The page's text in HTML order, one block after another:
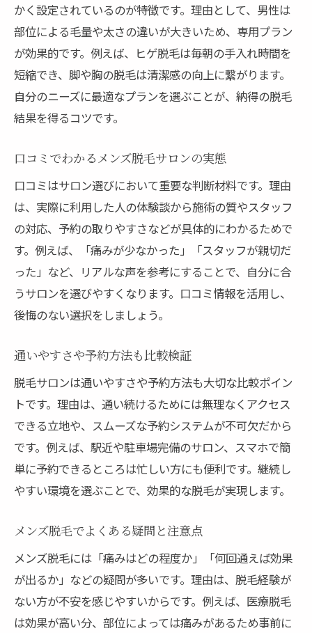
かく設定されているのが特徴です。理由として、男性は
部位による毛量や太さの違いが大きいため、専用プラン
が効果的です。例えば、ヒゲ脱毛は毎朝の手入れ時間を
短縮でき、脚や胸の脱毛は清潔感の向上に繋がります。
自分のニーズに最適なプランを選ぶことが、納得の脱毛
結果を得るコツです。
口コミでわかるメンズ脱毛サロンの実態
口コミはサロン選びにおいて重要な判断材料です。理由
は、実際に利用した人の体験談から施術の質やスタッフ
の対応、予約の取りやすさなどが具体的にわかるためで
す。例えば、「痛みが少なかった」「スタッフが親切だ
った」など、リアルな声を参考にすることで、自分に合
うサロンを選びやすくなります。口コミ情報を活用し、
後悔のない選択をしましょう。
通いやすさや予約方法も比較検証
脱毛サロンは通いやすさや予約方法も大切な比較ポイン
トです。理由は、通い続けるためには無理なくアクセス
できる立地や、スムーズな予約システムが不可欠だから
です。例えば、駅近や駐車場完備のサロン、スマホで簡
単に予約できるところは忙しい方にも便利です。継続し
やすい環境を選ぶことで、効果的な脱毛が実現します。
メンズ脱毛でよくある疑問と注意点
メンズ脱毛には「痛みはどの程度か」「何回通えば効果
が出るか」などの疑問が多いです。理由は、脱毛経験が
ない方が不安を感じやすいからです。例えば、医療脱毛
は効果が高い分、部位によっては痛みがあるため事前に